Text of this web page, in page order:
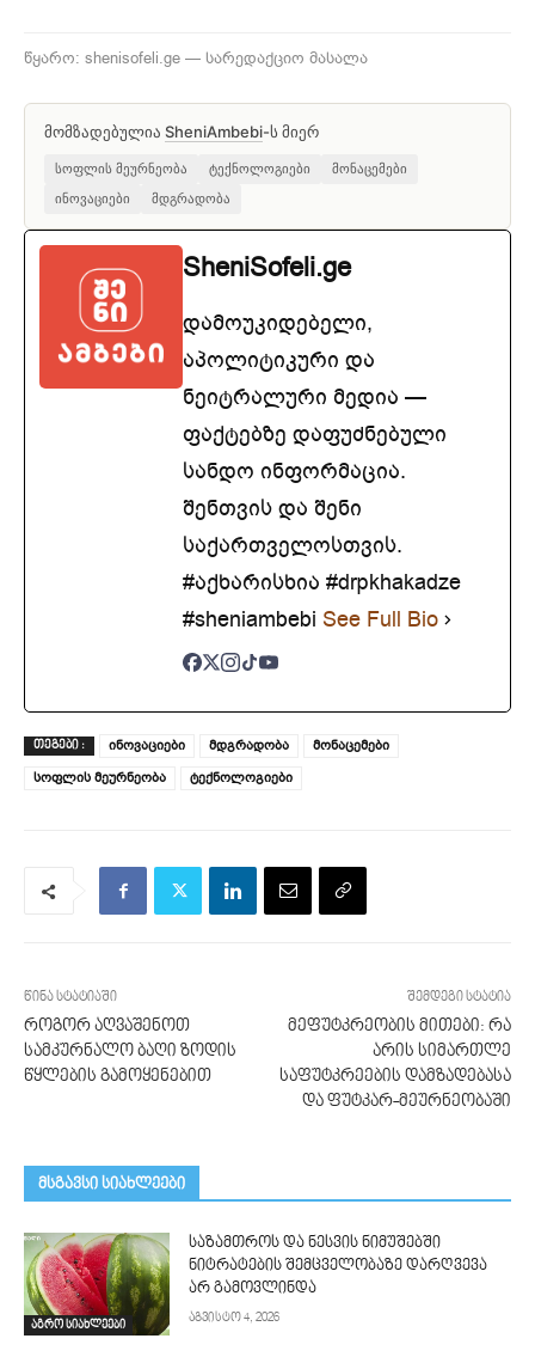
წყარო: shenisofeli.ge — სარედაქციო მასალა
მომზადებულია SheniAmbebi-ს მიერ
სოფლის მეურნეობა ტექნოლოგიები
მონაცემები
ინოვაციები
მდგრადობა
SheniSofeli.ge
დამოუკიდებელი,
აპოლიტიკური და
ნეიტრალური მედია —
ფაქტებზე დაფუძნებული
სანდო ინფორმაცია.
შენთვის და შენი
საქართველოსთვის.
#აქხარისხია #drpkhakadze
#sheniambebi See Full Bio
ᲗᲔᲒᲔᲑᲘ : ინოვაციები მდგრადობა
მონაცემები
სოფლის მეურნეობა
ტექნოლოგიები
წინა სტატიაში
როგორ აღვაშენოთ
სამკურნალო ბაღი ზოდის
წყლების გამოყენებით
შემდეგი სტატია
მეფუტკრეობის მითები: რა
არის სიმართლე
საფუტკრეების დამზადებასა
და ფუტკარ-მეურნეობაში
მსგავსი სიახლეები
აგრო სიახლეები
საზამთროს და ნესვის ნიმუშებში
ნიტრატების შემცველობაზე დარღვევა
არ გამოვლინდა
აგვისტო 4, 2026